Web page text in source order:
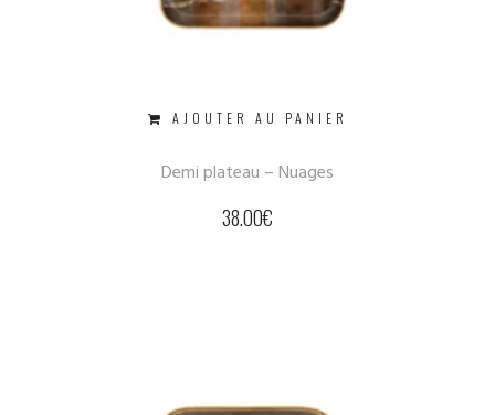
AJOUTER AU PANIER
Demi plateau – Nuages
38.00€